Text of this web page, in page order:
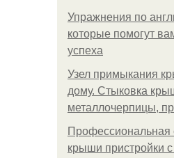
Упражнения по
которые помогут
успеха
Узел примыкания
дому. Стыковка
металлочерпицы,
Профессиональная
крыши пристройки